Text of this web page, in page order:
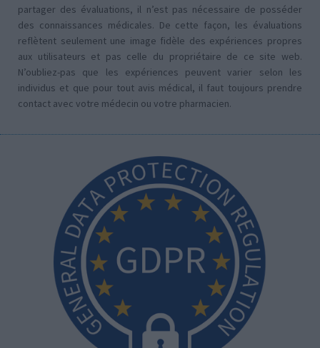
partager des évaluations, il n’est pas nécessaire de posséder
des connaissances médicales. De cette façon, les évaluations
reflètent seulement une image fidèle des expériences propres
aux utilisateurs et pas celle du propriétaire de ce site web.
N’oubliez-pas que les expériences peuvent varier selon les
individus et que pour tout avis médical, il faut toujours prendre
contact avec votre médecin ou votre pharmacien.